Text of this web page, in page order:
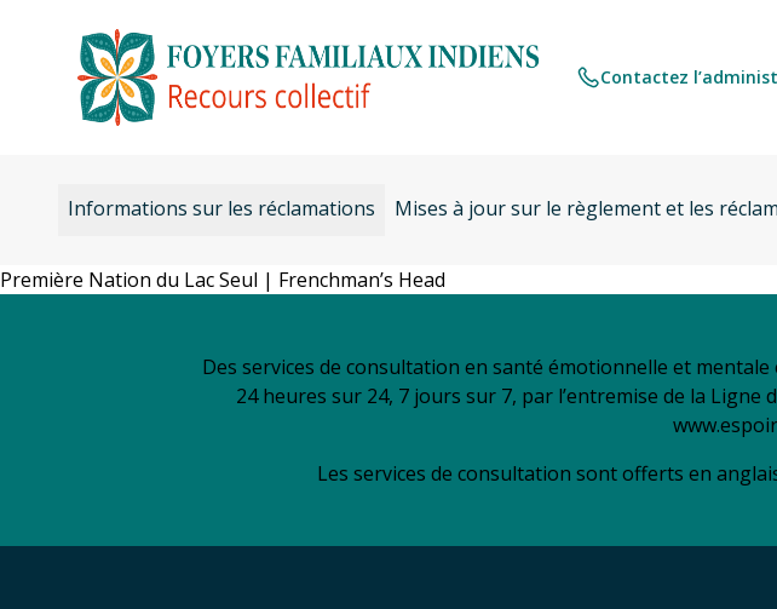
Contactez
Informations sur les réclamations Mises à jour sur le règlement et les
Première Nation du Lac Seul | Frenchman’s Head
Des services de consultation en santé émotionnelle et
24 heures sur 24, 7 jours sur 7, par l’entremise de la Ligne
Les services de consultation sont offerts en